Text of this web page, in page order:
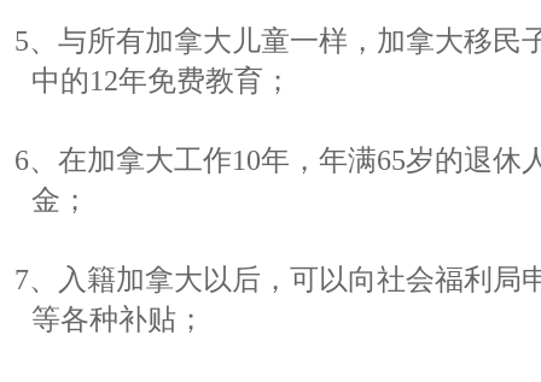
5、与所有加拿大儿童一样，加拿大移民
中的12年免费教育；
6、在加拿大工作10年，年满65岁的退休
金；
7、入籍加拿大以后，可以向社会福利局
等各种补贴；